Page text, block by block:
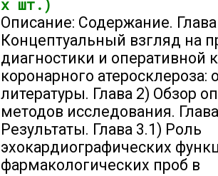
х шт.)
Описание: Содержание.
Концептуальный взгляд на
диагностики и оперативной
коронарного атеросклероза:
литературы. Глава 2) Обзор
методов исследования.
Результаты. Глава 3.1) Роль
эхокардиографических
фармакологических проб в